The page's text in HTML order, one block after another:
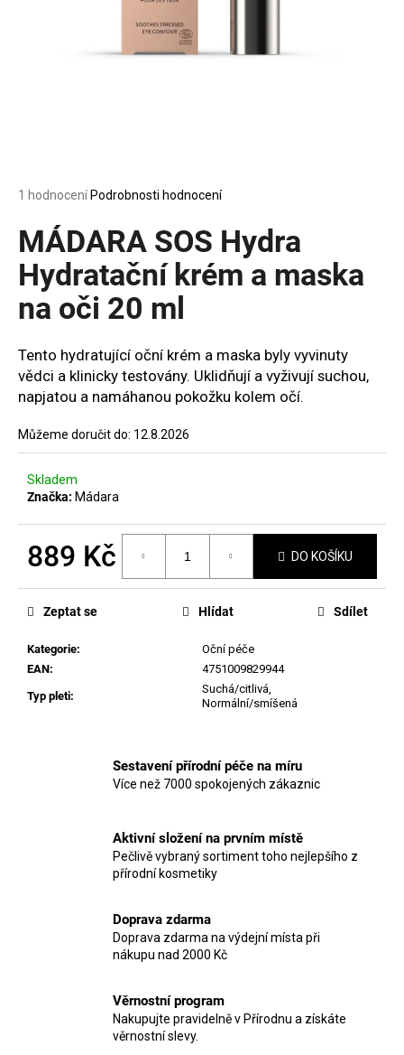
Průměrné
produktu
je
5,0
z
hvězdiček.
1 hodnocení Podrobnosti hodnocení
MÁDARA SOS Hydra
Hydratační krém a maska
na oči 20 ml
Tento hydratující oční krém a maska byly vyvinuty
vědci a klinicky testovány. Uklidňují a vyživují suchou,
napjatou a namáhanou pokožku kolem očí.
Můžeme doručit do: 12.8.2026
Skladem
Značka: Mádara
889 Kč DO KOŠÍKU
Kategorie:
Oční péče
EAN:
4751009829944
Typ pleti:
Suchá/citlivá,
Normální/smíšená
Zeptat se Hlídat Sdílet
Sestavení přírodní péče na míru
Více než 7000 spokojených zákaznic
Aktivní složení na prvním místě
Pečlivě vybraný sortiment toho nejlepšího z
přírodní kosmetiky
Doprava zdarma
Doprava zdarma na výdejní místa při
nákupu nad 2000 Kč
Věrnostní program
Nakupujte pravidelně v Přírodnu a získáte
věrnostní slevy.
D
o
o
r
u
č
u
j
m
e
MANUCURIST
PLUMP
AQUA
GLAZED
459
Kč